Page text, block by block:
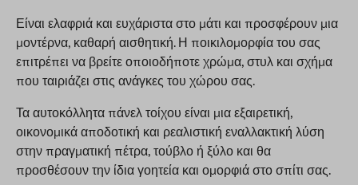
Είναι ελαφριά και ευχάριστα στο μάτι και προσφέρουν μια
μοντέρνα, καθαρή αισθητική. Η ποικιλομορφία του σας
επιτρέπει να βρείτε οποιοδήποτε χρώμα, στυλ και σχήμα
που ταιριάζει στις ανάγκες του χώρου σας.
Τα αυτοκόλλητα πάνελ τοίχου είναι μια εξαιρετική,
οικονομικά αποδοτική και ρεαλιστική εναλλακτική λύση
στην πραγματική πέτρα, τούβλο ή ξύλο και θα
προσθέσουν την ίδια γοητεία και ομορφιά στο σπίτι σας.